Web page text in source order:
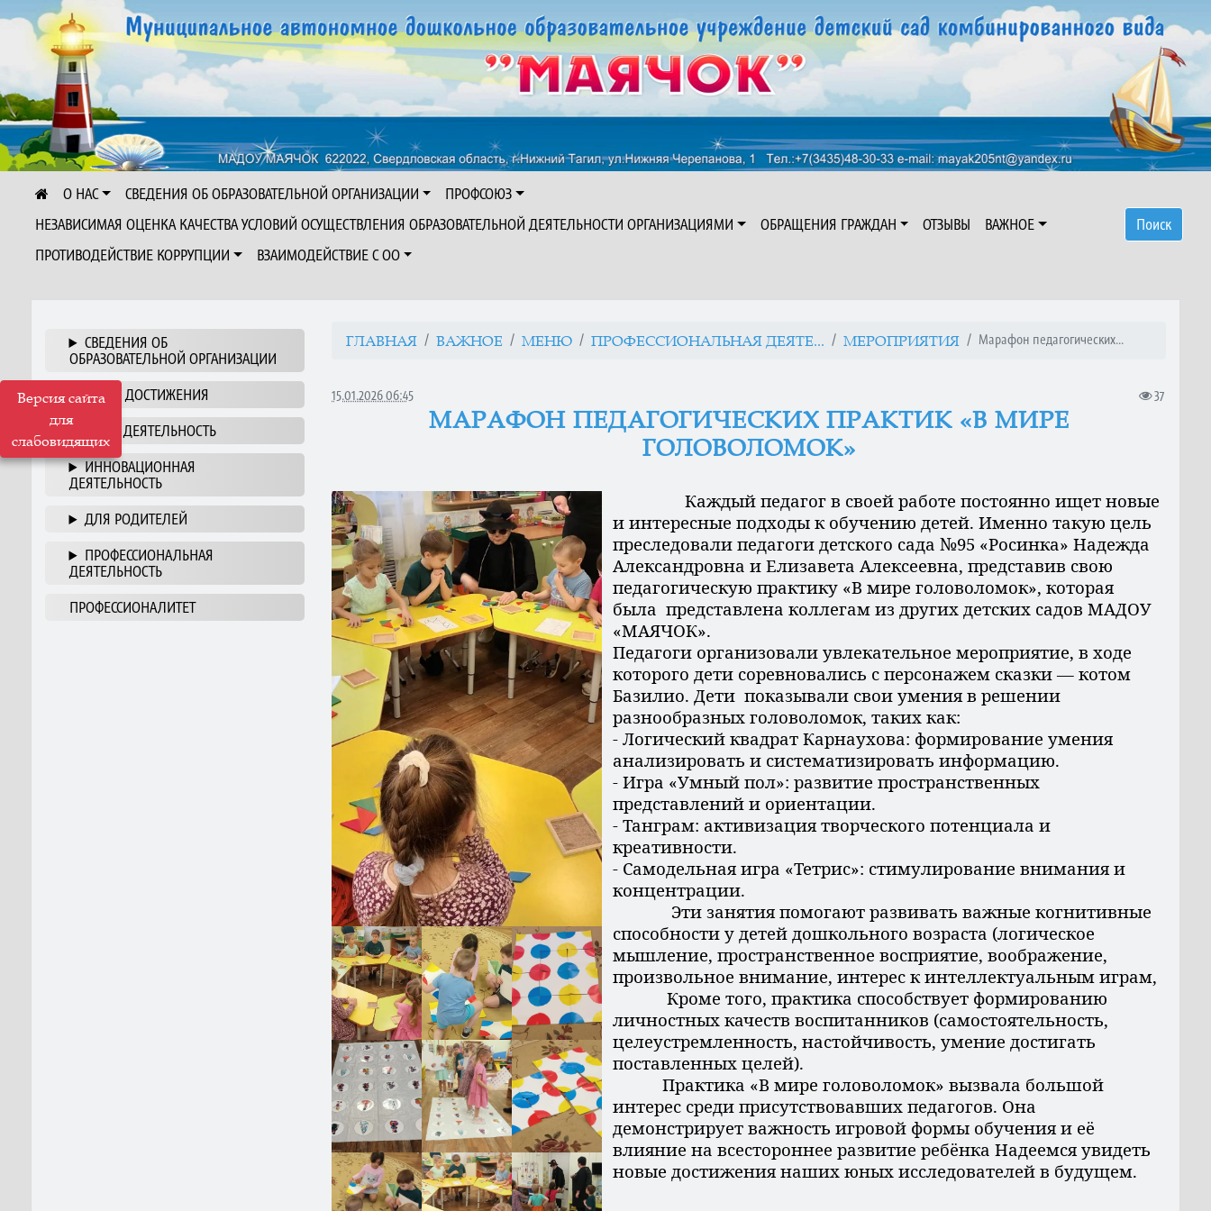
Версия сайта
для
слабовидящих
О НАС СВЕДЕНИЯ ОБ ОБРАЗОВАТЕЛЬНОЙ ОРГАНИЗАЦИИ
ПРОФСОЮЗ
НЕЗАВИСИМАЯ ОЦЕНКА КАЧЕСТВА УСЛОВИЙ ОСУЩЕСТВЛЕНИЯ ОБРАЗОВАТЕЛЬНОЙ ДЕЯТЕЛЬНОСТИ ОРГАНИЗАЦИЯМИ
ОБРАЩЕНИЯ ГРАЖДАН ОТЗЫВЫ
ВАЖНОЕ
ПРОТИВОДЕЙСТВИЕ КОРРУПЦИИ
ВЗАИМОДЕЙСТВИЕ С ОО
Поиск
СВЕДЕНИЯ ОБ
ОБРАЗОВАТЕЛЬНОЙ ОРГАНИЗАЦИИ
НАШИ ДОСТИЖЕНИЯ
НАША ДЕЯТЕЛЬНОСТЬ
ИННОВАЦИОННАЯ
ДЕЯТЕЛЬНОСТЬ
ДЛЯ РОДИТЕЛЕЙ
ПРОФЕССИОНАЛЬНАЯ
ДЕЯТЕЛЬНОСТЬ
ПРОФЕССИОНАЛИТЕТ
ГЛАВНАЯ ВАЖНОЕ МЕНЮ ПРОФЕССИОНАЛЬНАЯ ДЕЯТЕ... МЕРОПРИЯТИЯ Марафон педагогических...
15.01.2026 06:45 37
МАРАФОН ПЕДАГОГИЧЕСКИХ ПРАКТИК «В МИРЕ
ГОЛОВОЛОМОК»
Каждый педагог в своей работе постоянно ищет новые
и интересные подходы к обучению детей. Именно такую цель
преследовали педагоги детского сада №95 «Росинка» Надежда
Александровна и Елизавета Алексеевна, представив свою
педагогическую практику «В мире головоломок», которая
была представлена коллегам из других детских садов МАДОУ
«МАЯЧОК».
Педагоги организовали увлекательное мероприятие, в ходе
которого дети соревновались с персонажем сказки — котом
Базилио. Дети показывали свои умения в решении
разнообразных головоломок, таких как:
- Логический квадрат Карнаухова: формирование умения
анализировать и систематизировать информацию.
- Игра «Умный пол»: развитие пространственных
представлений и ориентации.
- Танграм: активизация творческого потенциала и
креативности.
- Самодельная игра «Тетрис»: стимулирование внимания и
концентрации.
Эти занятия помогают развивать важные когнитивные
способности у детей дошкольного возраста (логическое
мышление, пространственное восприятие, воображение,
произвольное внимание, интерес к интеллектуальным играм,
Кроме того, практика способствует формированию
личностных качеств воспитанников (самостоятельность,
целеустремленность, настойчивость, умение достигать
поставленных целей).
Практика «В мире головоломок» вызвала большой
интерес среди присутствовавших педагогов. Она
демонстрирует важность игровой формы обучения и её
влияние на всестороннее развитие ребёнка Надеемся увидеть
новые достижения наших юных исследователей в будущем.